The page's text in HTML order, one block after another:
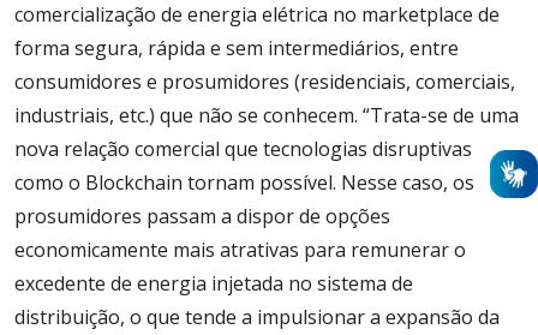
comercialização de energia elétrica no marketplace de
forma segura, rápida e sem intermediários, entre
consumidores e prosumidores (residenciais, comerciais,
industriais, etc.) que não se conhecem. “Trata-se de uma
nova relação comercial que tecnologias disruptivas
como o Blockchain tornam possível. Nesse caso, os
prosumidores passam a dispor de opções
economicamente mais atrativas para remunerar o
excedente de energia injetada no sistema de
distribuição, o que tende a impulsionar a expansão da